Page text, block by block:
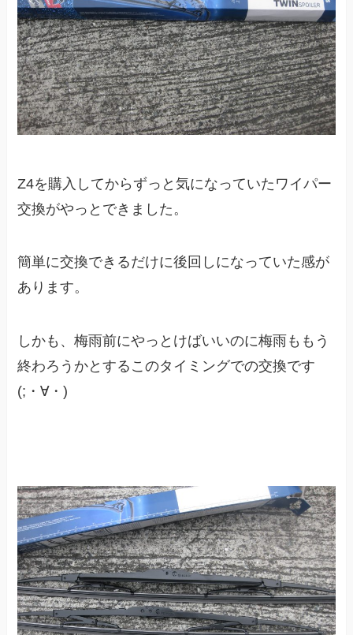
Z4を購入してからずっと気になっていたワイパー
交換がやっとできました。
簡単に交換できるだけに後回しになっていた感が
あります。
しかも、梅雨前にやっとけばいいのに梅雨ももう
終わろうかとするこのタイミングでの交換です
(;・∀・)